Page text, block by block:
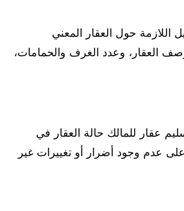
حول العقار المعني
العقار، وعدد الغرف والحمامات،
عقار للمالك حالة العقار في
عدم وجود أضرار أو تغييرات غير